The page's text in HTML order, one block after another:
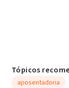
Tópicos
aposentadoria